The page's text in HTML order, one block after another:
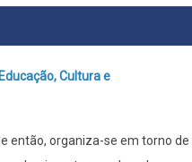
Cultura e
então, organiza-se em torno de